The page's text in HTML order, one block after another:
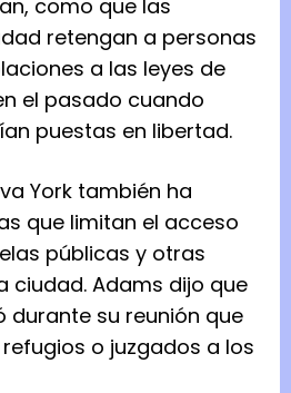
como que las
retengan a personas
a las leyes de
el pasado cuando
puestas en libertad.
York también ha
que limitan el acceso
públicas y otras
ciudad. Adams dijo que
durante su reunión que
o juzgados a los